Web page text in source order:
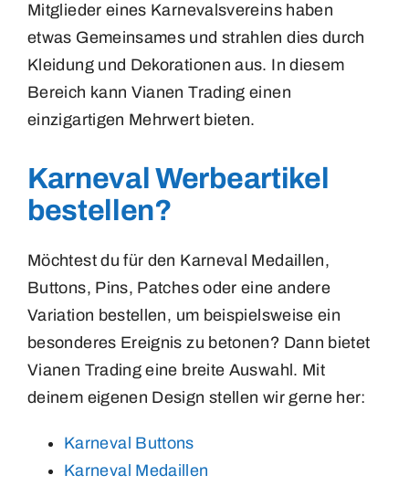
Speldjes
Mitglieder eines Karnevalsvereins haben
etwas Gemeinsames und strahlen dies durch
Kleidung und Dekorationen aus. In diesem
Bereich kann Vianen Trading einen
einzigartigen Mehrwert bieten.
Karneval Werbeartikel
bestellen?
Möchtest du für den Karneval Medaillen,
Buttons, Pins, Patches oder eine andere
Variation bestellen, um beispielsweise ein
besonderes Ereignis zu betonen? Dann bietet
Vianen Trading eine breite Auswahl. Mit
deinem eigenen Design stellen wir gerne her:
Karneval Buttons
Karneval Medaillen